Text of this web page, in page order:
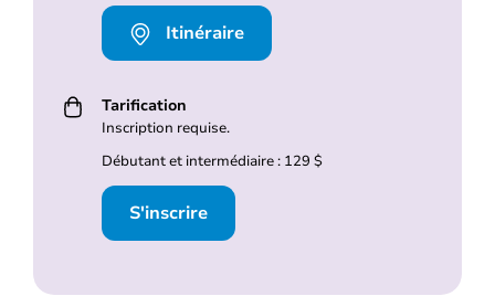
Itinéraire
Tarification
Inscription requise.
Débutant et intermédiaire : 129 $
S'inscrire